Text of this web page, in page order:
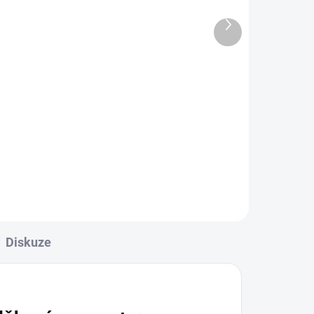
Další
produkt
Diskuze